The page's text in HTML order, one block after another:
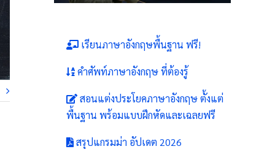
เรียนภาษาอังกฤษพื้นฐาน ฟรี!
คำศัพท์ภาษาอังกฤษ ที่ต้องรู้
สอนแต่งประโยคภาษาอังกฤษ ตั้งแต่
พื้นฐาน พร้อมแบบฝึกหัดและเฉลยฟรี
สรุปแกรมม่า อัปเดต 2026